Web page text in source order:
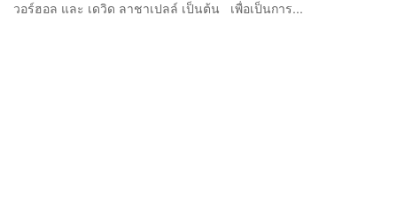
วอร์ฮอล และ เดวิด ลาชาเปลล์ เป็นต้น เพื่อเป็นการ...